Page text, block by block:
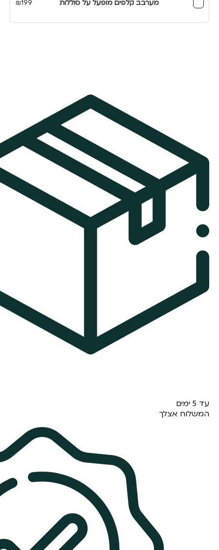
מערבב קלפים מופעל על סוללות ₪199
עד 5 ימים
המשלוח אצלך